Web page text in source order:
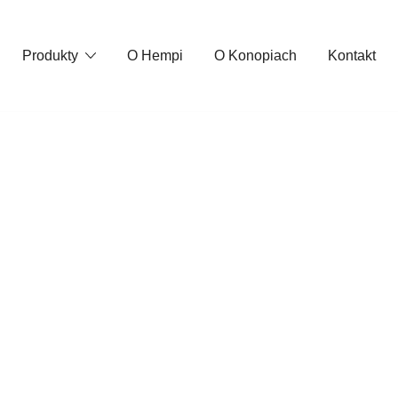
Produkty O Hempi O Konopiach Kontakt